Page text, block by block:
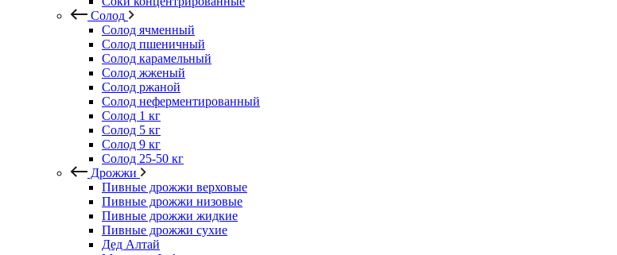
Солод
Солод ячменный
Солод пшеничный
Солод карамельный
Солод жженый
Солод ржаной
Солод неферментированный
Солод 1 кг
Солод 5 кг
Солод 9 кг
Солод 25-50 кг
Дрожжи
Пивные дрожжи верховые
Пивные дрожжи низовые
Пивные дрожжи жидкие
Пивные дрожжи сухие
Дед Алтай